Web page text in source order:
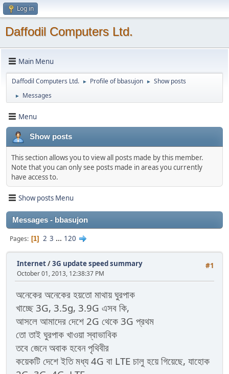
Log in
Daffodil Computers Ltd.
Main Menu
Daffodil Computers Ltd. ► Profile of bbasujon ► Show posts
► Messages
Menu
Show posts
This section allows you to view all posts made by this member.
Note that you can only see posts made in areas you currently
have access to.
Show posts Menu
Messages - bbasujon
Pages 1 2 3 ... 120
#1
Internet/3G update speed summary
October 01, 2013, 12:38:37 PM
অনেকের অনেকের হয়তো মাথায় ঘুরপাক
খাচ্ছে 3G, 3.5g, 3.9G এসব কি,
আসলে আমাদের দেশে 2G থেকে 3G প্রথম
তো তাই ঘুরপাক খাওয়া স্বাভাবিক
তবে জেনে অবাক হবেন পৃথিবীর
কয়েকটি দেশে ইতি মধ্য 4G বা LTE চালু হয়ে গিয়েছে, যাহোক